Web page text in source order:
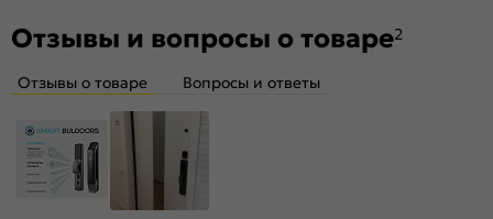
исполнительный механизм Guardian 3221)
Класс шумоизоляции:
Накладка цилиндровая
наружная:
Накладка цилиндровая
Отзывы и вопросы о товаре2
Отзывы о товаре Вопросы и ответы